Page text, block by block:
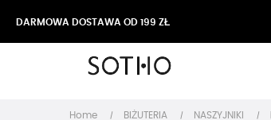
DARMOWA DOSTAWA OD 199 ZŁ
Home BIŻUTERIA NASZYJNIKI